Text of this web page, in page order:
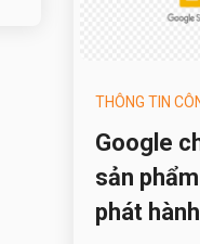
THÔNG TIN
Google
sản
phát hành